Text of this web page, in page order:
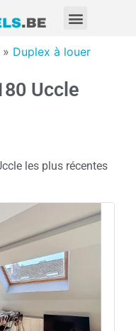
» Duplex à louer
Uccle
les plus récentes